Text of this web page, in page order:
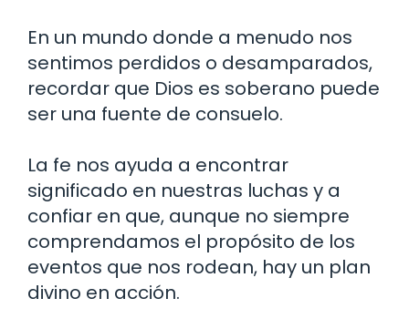
En un mundo donde a menudo nos
sentimos perdidos o desamparados,
recordar que Dios es soberano puede
ser una fuente de consuelo.
La fe nos ayuda a encontrar
significado en nuestras luchas y a
confiar en que, aunque no siempre
comprendamos el propósito de los
eventos que nos rodean, hay un plan
divino en acción.